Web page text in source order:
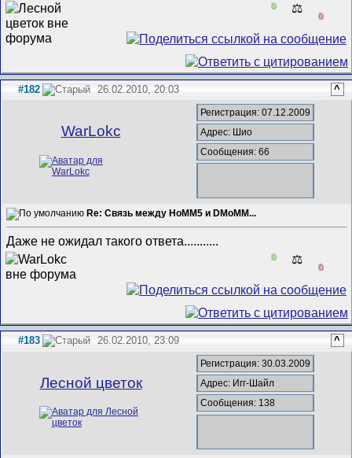
0 ⚖️
0
#182 26.02.2010, 20:03 ^
WarLokc
Регистрация: 07.12.2009
Адрес: Шио
Сообщения: 66
Re: Связь между HoMM5 и DMoMM...
Даже не ожидал такого ответа...........
0 ⚖️
0
#183 26.02.2010, 23:09 ^
Лесной цветок
Регистрация: 30.03.2009
Адрес: Игг-Шайл
Сообщения: 138